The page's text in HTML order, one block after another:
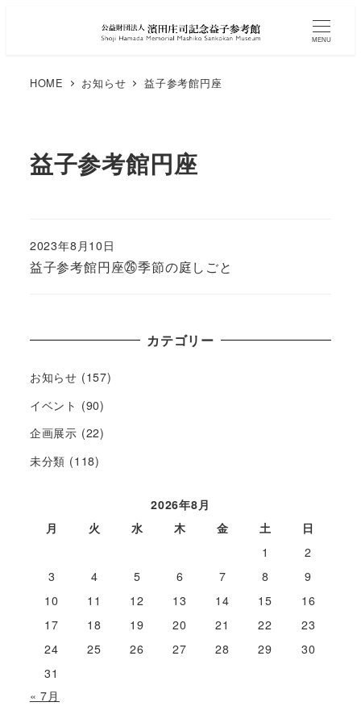
MENU
HOME お知らせ 益子参考館円座
益子参考館円座
益子参考館円座㉖季節の庭しごと
2023年8月10日
カテゴリー
お知らせ (157)
イベント (90)
企画展示 (22)
未分類 (118)
2026年8月
月
火 水 木 金 土
日
1
2
3
4 5 6 7 8
9
10
11 12 13 14 15
16
17
18 19 20 21 22
23
24
25 26 27 28 29
30
31
« 7月